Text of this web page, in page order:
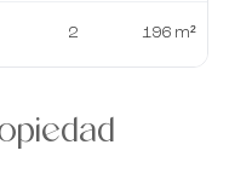
2 196 m²